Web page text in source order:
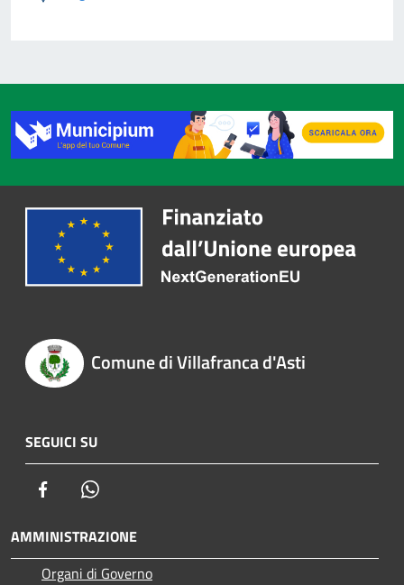
Comune di Villafranca d'Asti
SEGUICI SU
Facebook
AMMINISTRAZIONE
Organi di Governo